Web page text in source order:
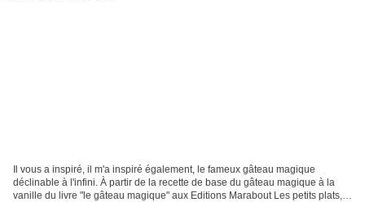
Il vous a inspiré, il m'a inspiré également, le fameux gâteau magique
déclinable à l'infini. À partir de la recette de base du gâteau magique à la
vanille du livre "le gâteau magique" aux Editions Marabout Les petits plats,